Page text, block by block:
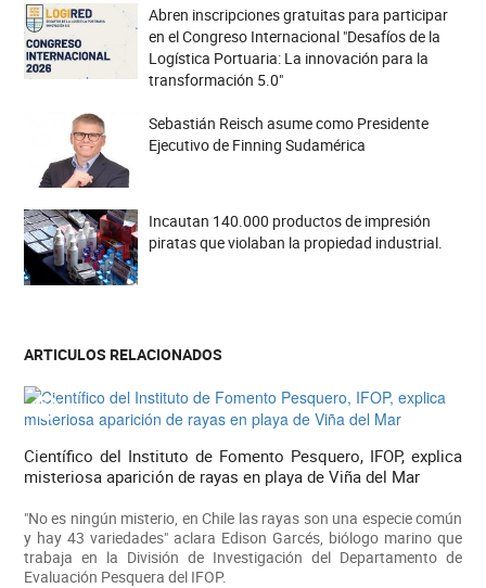
Abren inscripciones gratuitas para participar
en el Congreso Internacional "Desafíos de la
Logística Portuaria: La innovación para la
transformación 5.0"
Sebastián Reisch asume como Presidente
Ejecutivo de Finning Sudamérica
Incautan 140.000 productos de impresión
piratas que violaban la propiedad industrial.
ARTICULOS RELACIONADOS
Científico del Instituto de Fomento Pesquero, IFOP, explica
misteriosa aparición de rayas en playa de Viña del Mar
"No es ningún misterio, en Chile las rayas son una especie común
y hay 43 variedades" aclara Edison Garcés, biólogo marino que
trabaja en la División de Investigación del Departamento de
Evaluación Pesquera del IFOP.